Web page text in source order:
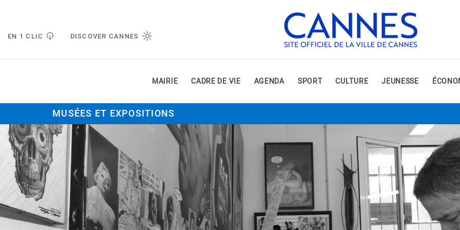
EN 1 CLIC DISCOVER CANNES
MAIRIE CADRE DE VIE AGENDA SPORT CULTURE JEUNESSE
MUSÉES ET EXPOSITIONS